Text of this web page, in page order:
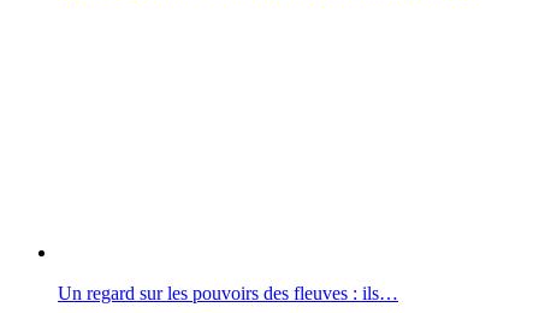
Un regard sur les pouvoirs des fleuves : ils…